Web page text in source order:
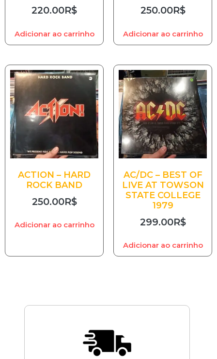
220.00R$
Adicionar ao carrinho
250.00R$
Adicionar ao carrinho
ACTION – HARD
ROCK BAND
250.00R$
Adicionar ao carrinho
AC/DC – BEST OF
LIVE AT TOWSON
STATE COLLEGE
1979
299.00R$
Adicionar ao carrinho